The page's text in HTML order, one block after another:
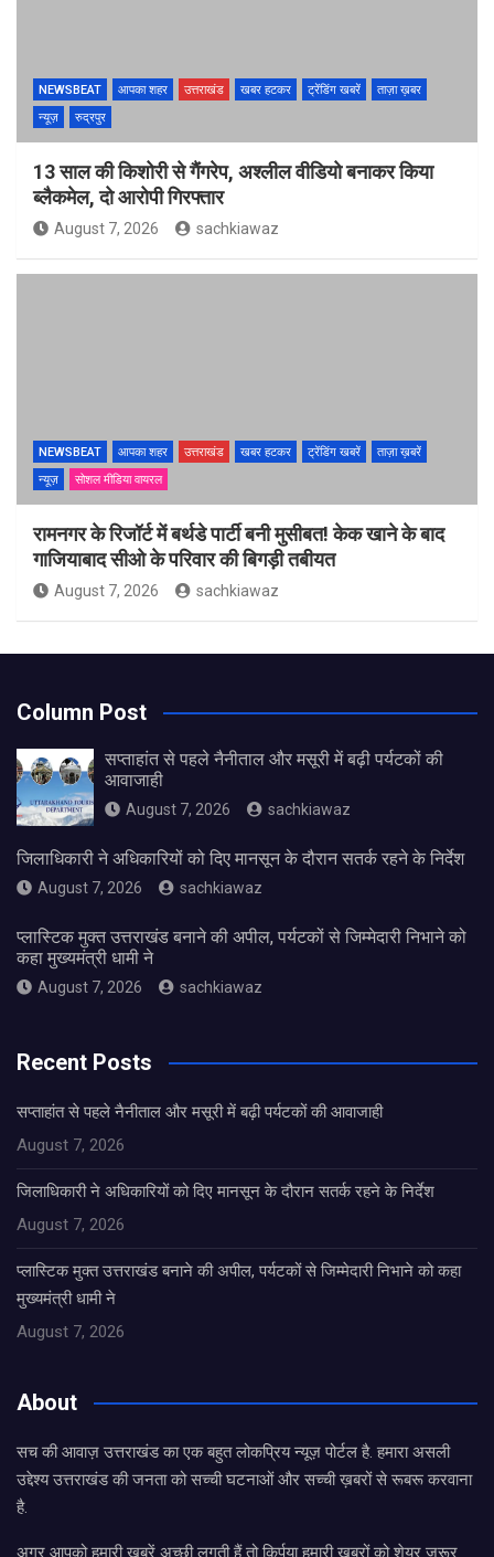
NEWSBEAT आपका शहर उत्तराखंड खबर हटकर ट्रेंडिंग खबरें
ताज़ा ख़बर
न्यूज़
रुद्रपुर
13 साल की किशोरी से गैंगरेप, अश्लील वीडियो बनाकर किया
ब्लैकमेल, दो आरोपी गिरफ्तार
August 7, 2026 sachkiawaz
NEWSBEAT आपका शहर उत्तराखंड खबर हटकर ट्रेंडिंग खबरें
ताज़ा ख़बरें
न्यूज़
सोशल मीडिया वायरल
रामनगर के रिजॉर्ट में बर्थडे पार्टी बनी मुसीबत! केक खाने के बाद
गाजियाबाद सीओ के परिवार की बिगड़ी तबीयत
August 7, 2026 sachkiawaz
Column Post
सप्ताहांत से पहले नैनीताल और मसूरी में बढ़ी पर्यटकों की
आवाजाही
August 7, 2026 sachkiawaz
जिलाधिकारी ने अधिकारियों को दिए मानसून के दौरान सतर्क रहने के निर्देश
August 7, 2026 sachkiawaz
प्लास्टिक मुक्त उत्तराखंड बनाने की अपील, पर्यटकों से जिम्मेदारी निभाने को
कहा मुख्यमंत्री धामी ने
August 7, 2026 sachkiawaz
Recent Posts
सप्ताहांत से पहले नैनीताल और मसूरी में बढ़ी पर्यटकों की आवाजाही
August 7, 2026
जिलाधिकारी ने अधिकारियों को दिए मानसून के दौरान सतर्क रहने के निर्देश
August 7, 2026
प्लास्टिक मुक्त उत्तराखंड बनाने की अपील, पर्यटकों से जिम्मेदारी निभाने को कहा
मुख्यमंत्री धामी ने
August 7, 2026
About
सच की आवाज़ उत्तराखंड का एक बहुत लोकप्रिय न्यूज़ पोर्टल है. हमारा असली
उद्देश्य उत्तराखंड की जनता को सच्ची घटनाओं और सच्ची ख़बरों से रूबरू करवाना
है.
अगर आपको हमारी खबरें अच्छी लगती हैं तो किर्पया हमारी खबरों को शेयर जरूर